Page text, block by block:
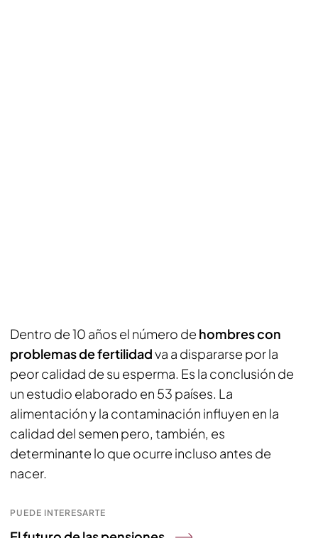
Dentro de 10 años el número de hombres con
problemas de fertilidadva a dispararse por la
peor calidad de su esperma. Es la conclusión de
un estudio elaborado en 53 países. La
alimentación y la contaminación influyen en la
calidad del semen pero, también, es
determinante lo que ocurre incluso antes de
nacer.
PUEDE INTERESARTE